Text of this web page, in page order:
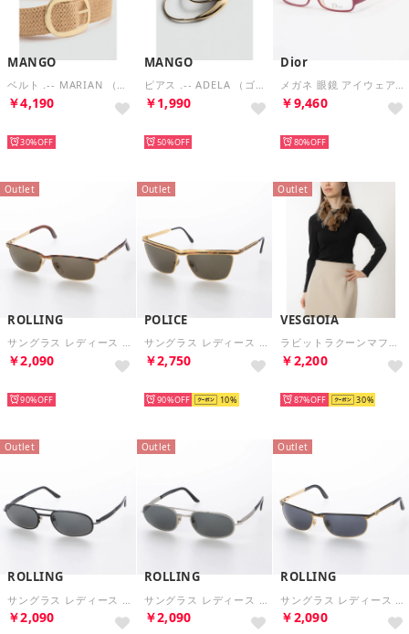
MANGO
ベルト .-- MARIAN （ライトベージュ）
￥4,190
30%
MANGO
ピアス .-- ADELA （ゴールド）
￥1,990
50%
Dior
メガネ 眼鏡 アイウェア レディース メンズ （ピンク）
￥9,460
80%
Outlet
ROLLING
サングラス レディース メンズ （ゴールド）
￥2,090
90%
Outlet
POLICE
サングラス レディース メンズ （ゴールド）
￥2,750
90% 10
Outlet
VESGIOIA
ラビットラクーンマフラー （ライトブラウン）
￥2,200
87% 30
Outlet
ROLLING
￥2,090
Outlet
ROLLING
￥2,090
Outlet
ROLLING
￥2,090